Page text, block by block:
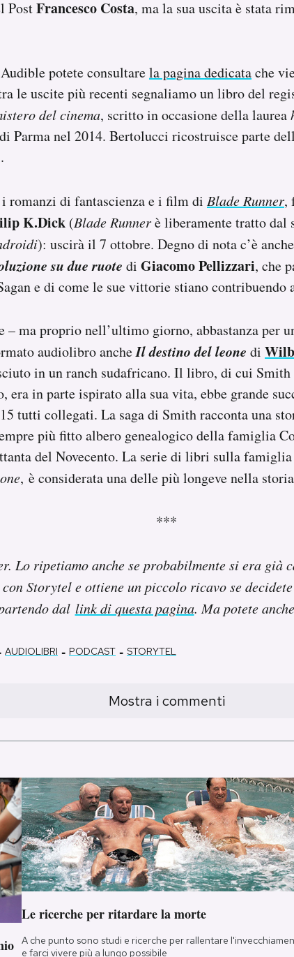
PostFrancesco Costa, ma la sua uscita è stata
potete consultarela pagina dedicatache
le uscite più recenti segnaliamo un libro del
del cinema, scritto in occasione della laurea
Parma nel 2014. Bertolucci ricostruisce parte
romanzi di fantascienza e i film di Blade Runner,
K.Dick (Blade Runnerè liberamente tratto dal
): uscirà il 7 ottobre. Degno di nota c’è anche
su due ruote di Giacomo Pellizzari, che
e di come le sue vittorie stiano
– ma proprio nell’ultimo giorno, abbastanza per
audiolibro ancheIl destino del leone di
in un ranch sudafricano. Il libro, di cui Smith
era in parte ispirato alla sua vita, ebbe grande
tutti collegati. La saga di Smith racconta una
più fitto albero genealogico della famiglia
del Novecento. La serie di libri sulla
, è considerata una delle più longeve nella
***
Lo ripetiamo anche se probabilmente si era già
Storytel e ottiene un piccolo ricavo se
dal link di questa pagina. Ma potete
AUDIOLIBRI - PODCAST - STORYTEL
Mostra i commenti
Le ricerche per ritardare la morte
A che punto sono studi e ricerche per rallentare
e farci vivere più a lungo possibile